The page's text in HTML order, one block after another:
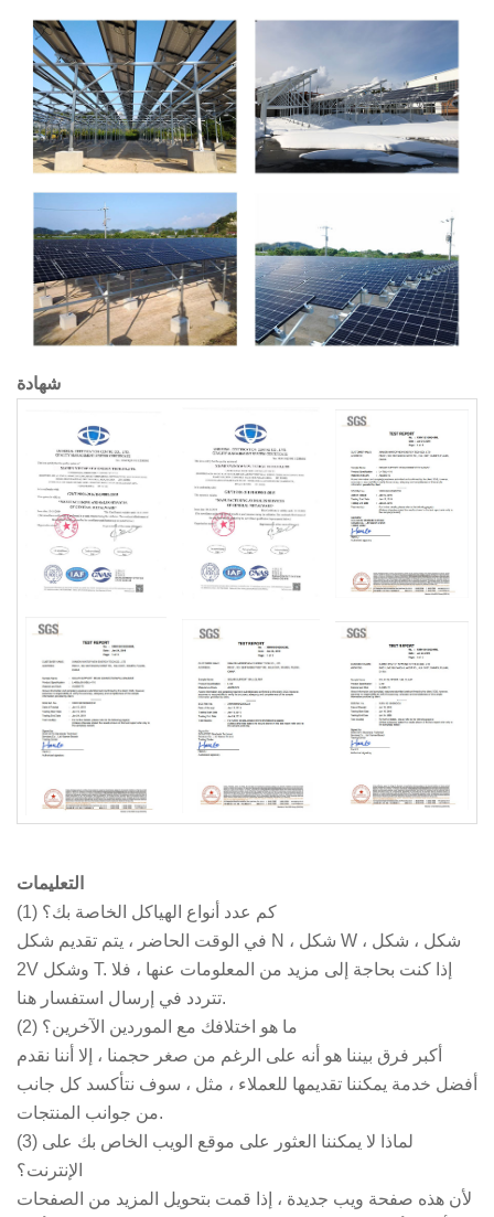
شهادة
التعليمات
(1) كم عدد أنواع الهياكل الخاصة بك؟
في الوقت الحاضر ، يتم تقديم شكل N ، شكل W ، شكل ، شكل
2V وشكل T. إذا كنت بحاجة إلى مزيد من المعلومات عنها ، فلا
تتردد في إرسال استفسار هنا.
(2) ما هو اختلافك مع الموردين الآخرين؟
أكبر فرق بيننا هو أنه على الرغم من صغر حجمنا ، إلا أننا نقدم
أفضل خدمة يمكننا تقديمها للعملاء ، مثل ، سوف نتأكسد كل جانب
من جوانب المنتجات.
(3) لماذا لا يمكننا العثور على موقع الويب الخاص بك على
الإنترنت؟
لأن هذه صفحة ويب جديدة ، إذا قمت بتحويل المزيد من الصفحات